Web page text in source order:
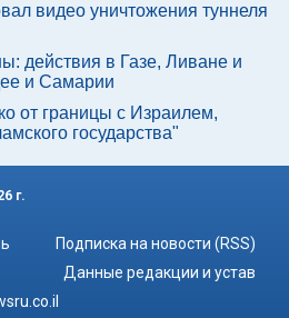
видео уничтожения туннеля
действия в Газе, Ливане и
и Самарии
от границы с Израилем,
государства"
г.
Подписка на новости (RSS)
Данные редакции и устав